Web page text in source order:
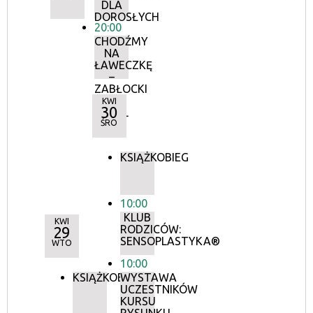
DLA
DOROSŁYCH
20:00
CHODŹMY
NA
ŁAWECZKĘ
–
ZABŁOCKI
&
MOZIL
TRIO
KWI
29
WTO
KSIĄŻKOBIEG
KWI
30
ŚRO
KSIĄŻKOBIEG
10:00
KLUB
RODZICÓW:
SENSOPLASTYKA®
10:00
WYSTAWA
UCZESTNIKÓW
KURSU